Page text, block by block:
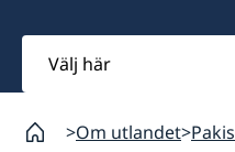
Välj
här
Om utlandet